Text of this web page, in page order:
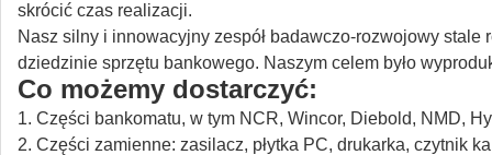
skrócić czas realizacji.
Nasz silny i innowacyjny zespół badawczo-rozwojowy
dziedzinie sprzętu bankowego. Naszym celem było
Co możemy dostarczyć:
1. Części bankomatu, w tym NCR, Wincor, Diebold, NMD,
2. Części zamienne: zasilacz, płytka PC, drukarka, czytnik